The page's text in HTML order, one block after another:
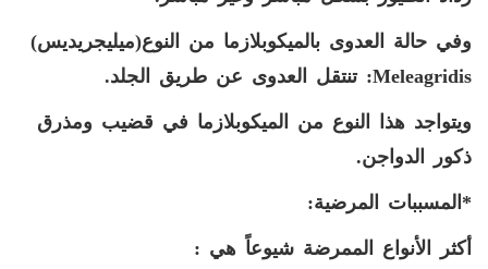
وفي حالة العدوى بالميكوبلازما من النوع(ميليجريديس)
Meleagridis: تنتقل العدوى عن طريق الجلد.
ويتواجد هذا النوع من الميكوبلازما في قضيب ومذرق
ذكور الدواجن.
*المسببات المرضية:
أكثر الأنواع الممرضة شيوعاً هي :